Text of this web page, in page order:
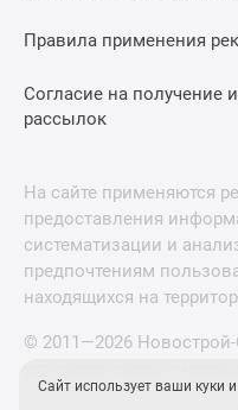
Правила применения
Согласие на
рассылок
На сайте применяются
предоставления
систематизации и
предпочтениям
находящихся на
© 2011—2026
Сайт использует ваши куки